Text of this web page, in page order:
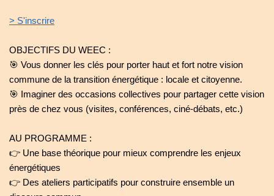
> S'inscrire
OBJECTIFS DU WEEC :
🎯 Vous donner les clés pour porter haut et fort notre vision
commune de la transition énergétique : locale et citoyenne.
🎯 Imaginer des occasions collectives pour partager cette vision
près de chez vous (visites, conférences, ciné-débats, etc.)
AU PROGRAMME :
👉 Une base théorique pour mieux comprendre les enjeux
énergétiques
👉 Des ateliers participatifs pour construire ensemble un